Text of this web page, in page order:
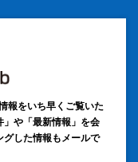
報をいち早くご覧いた
」や「最新情報」を会
グした情報もメールで